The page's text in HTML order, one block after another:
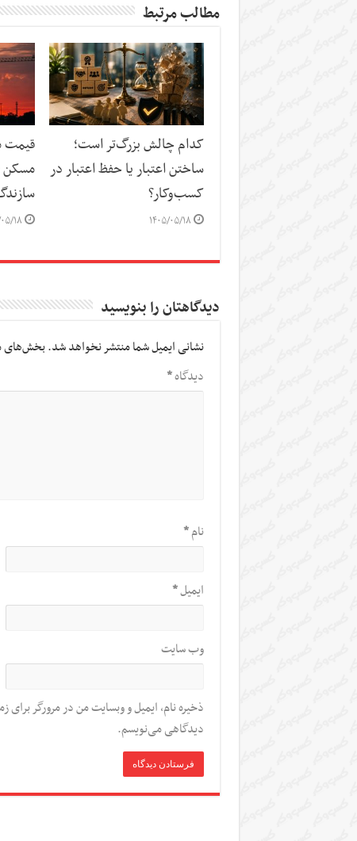
مطالب مرتبط
کدام چالش بزرگ‌تر است؛
ساختن اعتبار یا حفظ اعتبار در
کسب‌وکار؟
۱۴۰۵/۰۵/۱۸
قیمت
مسکن
دیدگاهتان را بنویسید
نشانی ایمیل شما منتشر نخواهد شد.بخش‌های
دیدگاه*
نام*
ایمیل*
وب‌ سایت
ذخیره نام، ایمیل و وبسایت من در مرورگر برای
دیدگاهی می‌نویسم.